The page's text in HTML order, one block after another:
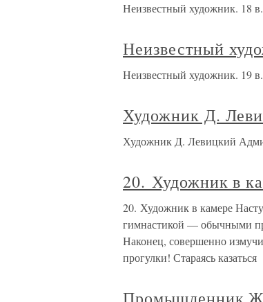
Неизвестный художник. 18
Неизвестный
Неизвестный художник. 19
Художник Д.
Художник Д. Левицкий
20. Художник в
20. Художник в камере
гимнастикой — обычными
Наконец, совершенно
прогулки! Стараясь казаться